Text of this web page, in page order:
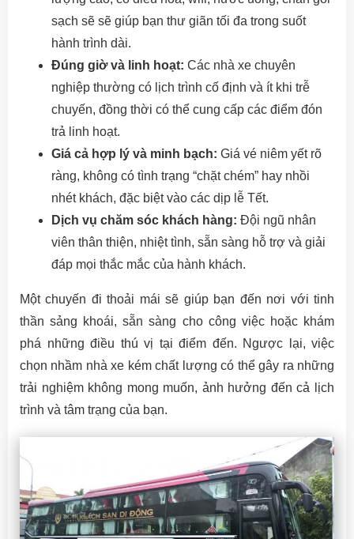
sạch sẽ sẽ giúp bạn thư giãn tối đa trong suốt
hành trình dài.
Đúng giờ và linh hoạt: Các nhà xe chuyên
nghiệp thường có lịch trình cố định và ít khi trễ
chuyến, đồng thời có thể cung cấp các điểm đón
trả linh hoạt.
Giá cả hợp lý và minh bạch: Giá vé niêm yết rõ
ràng, không có tình trạng “chặt chém” hay nhồi
nhét khách, đặc biệt vào các dịp lễ Tết.
Dịch vụ chăm sóc khách hàng: Đội ngũ nhân
viên thân thiện, nhiệt tình, sẵn sàng hỗ trợ và giải
đáp mọi thắc mắc của hành khách.
Một chuyến đi thoải mái sẽ giúp bạn đến nơi với tinh
thần sảng khoái, sẵn sàng cho công việc hoặc khám
phá những điều thú vị tại điểm đến. Ngược lại, việc
chọn nhầm nhà xe kém chất lượng có thể gây ra những
trải nghiệm không mong muốn, ảnh hưởng đến cả lịch
trình và tâm trạng của bạn.